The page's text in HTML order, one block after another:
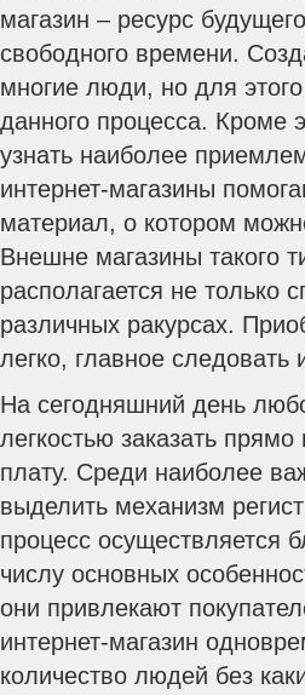
магазин – ресурс
свободного времени.
многие люди, но для
данного процесса. Кроме
узнать наиболее
интернет-магазины
материал, о котором
Внешне магазины такого
располагается не только
различных ракурсах.
легко, главное следовать
На сегодняшний день
легкостью заказать
плату. Среди наиболее
выделить механизм
процесс осуществляется
числу основных
они привлекают
интернет-магазин
количество людей без